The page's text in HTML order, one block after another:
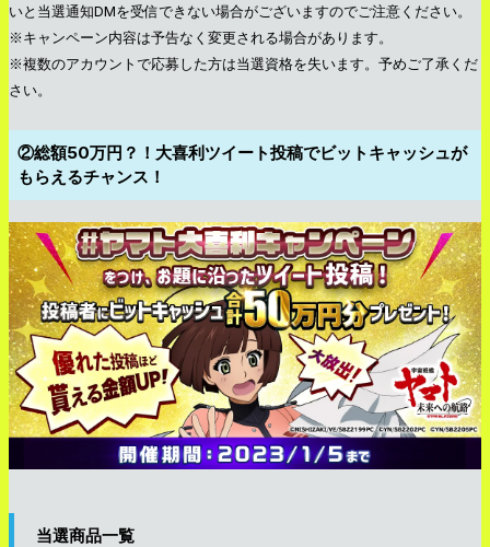
いと当選通知DMを受信できない場合がございますのでご注意ください。
※キャンペーン内容は予告なく変更される場合があります。
※複数のアカウントで応募した方は当選資格を失います。予めご了承くだ
さい。
②総額50万円？！大喜利ツイート投稿でビットキャッシュが
もらえるチャンス！
当選商品一覧